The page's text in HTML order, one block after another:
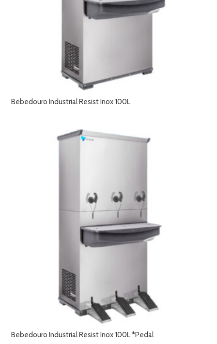
Bebedouro Industrial Resist Inox 100L
Bebedouro Industrial Resist Inox 100L *Pedal